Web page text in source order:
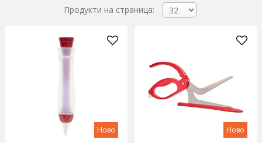
Продукти на страница:
Ново Ново